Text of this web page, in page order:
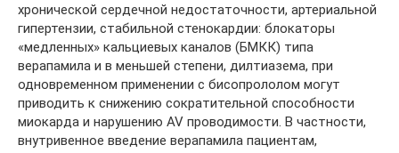
хронической сердечной недостаточности, артериальной
гипертензии, стабильной стенокардии: блокаторы
«медленных» кальциевых каналов (БМКК) типа
верапамила и в меньшей степени, дилтиазема, при
одновременном применении с бисопрололом могут
приводить к снижению сократительной способности
миокарда и нарушению AV проводимости. В частности,
внутривенное введение верапамила пациентам,